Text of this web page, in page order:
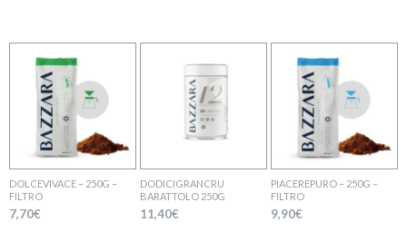
DOLCEVIVACE – 250G –
FILTRO
7,70€
DODICIGRANCRU
BARATTOLO 250G
11,40€
PIACEREPURO – 250G –
FILTRO
9,90€